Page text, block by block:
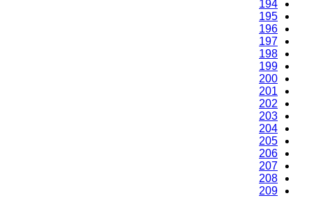
194
195
196
197
198
199
200
201
202
203
204
205
206
207
208
209